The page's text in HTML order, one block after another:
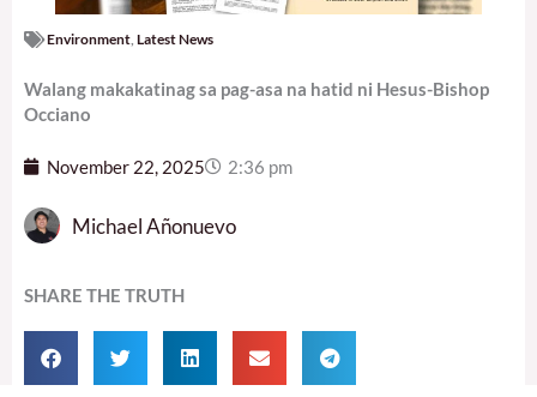
Environment Latest News
Walang makakatinag sa pag-asa na hatid ni Hesus-Bishop
Occiano
November 22, 2025 2:36 pm
Michael Añonuevo
SHARE THE TRUTH